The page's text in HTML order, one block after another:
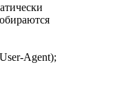
Agent);